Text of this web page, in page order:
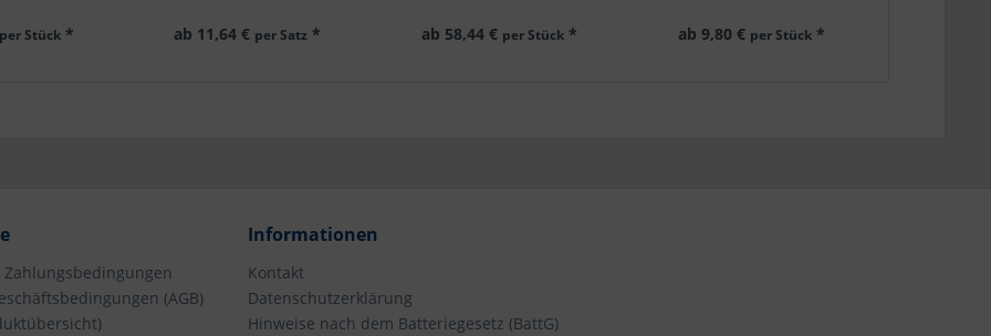
per Stück*
Klinge (2-teilig) 62502 N | 1
ab 11,64 € per Satz *
Kreismesser 62501
ab 58,44 € per Stück *
senkrecht
ab 9,80 € per Stück*
(AGB)
Informationen
Kontakt
Datenschutzerklärung
Hinweise nach dem Batteriegesetz (BattG)